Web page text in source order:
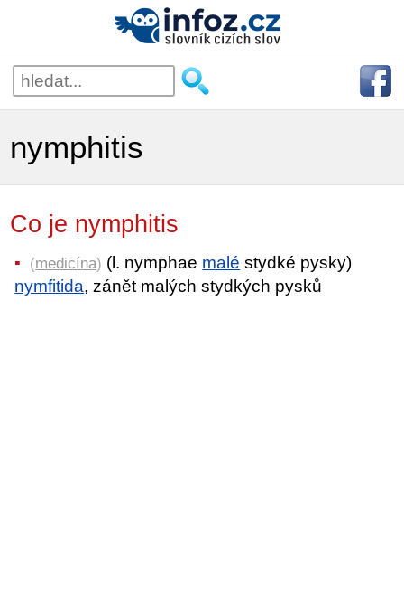
nymphitis
Co je nymphitis
(medicína) (l. nymphae malé stydké pysky)
nymfitida, zánět malých stydkých pysků